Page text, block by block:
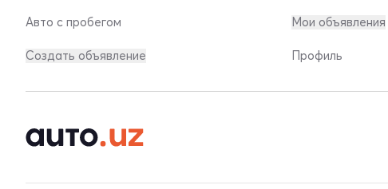
Авто с пробегом
Создать объявление
Мои объявления
Профиль